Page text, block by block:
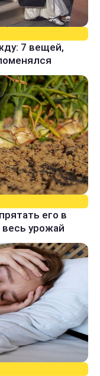
7 вещей,
его в
урожай